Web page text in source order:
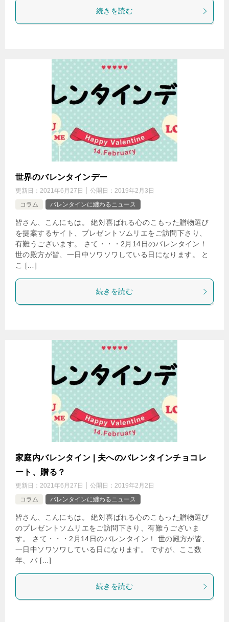
続きを読む
世界のバレンタインデー
更新日： 2021年6月27日 公開日： 2019年2月3日
コラム
バレンタインに纏わるニュース
皆さん、こんにちは。 絶対喜ばれる心のこもった贈物選び
を提案するサイト、プレゼントソムリエをご訪問下さり、
有難うございます。 さて・・・2月14日のバレンタイン！
世の殿方が皆、一日中ソワソワしている日になります。 と
こ […]
続きを読む
家庭内バレンタイン | 夫へのバレンタインチョコレ
ート、贈る？
更新日： 2021年6月27日 公開日： 2019年2月2日
コラム
バレンタインに纏わるニュース
皆さん、こんにちは。 絶対喜ばれる心のこもった贈物選び
のプレゼントソムリエをご訪問下さり、有難うございま
す。 さて・・・2月14日のバレンタイン！ 世の殿方が皆、
一日中ソワソワしている日になります。 ですが、ここ数
年、バ […]
続きを読む